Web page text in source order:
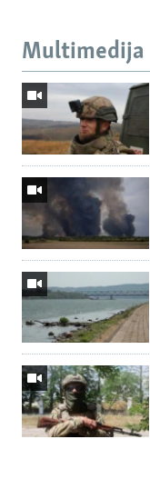
Multimedija